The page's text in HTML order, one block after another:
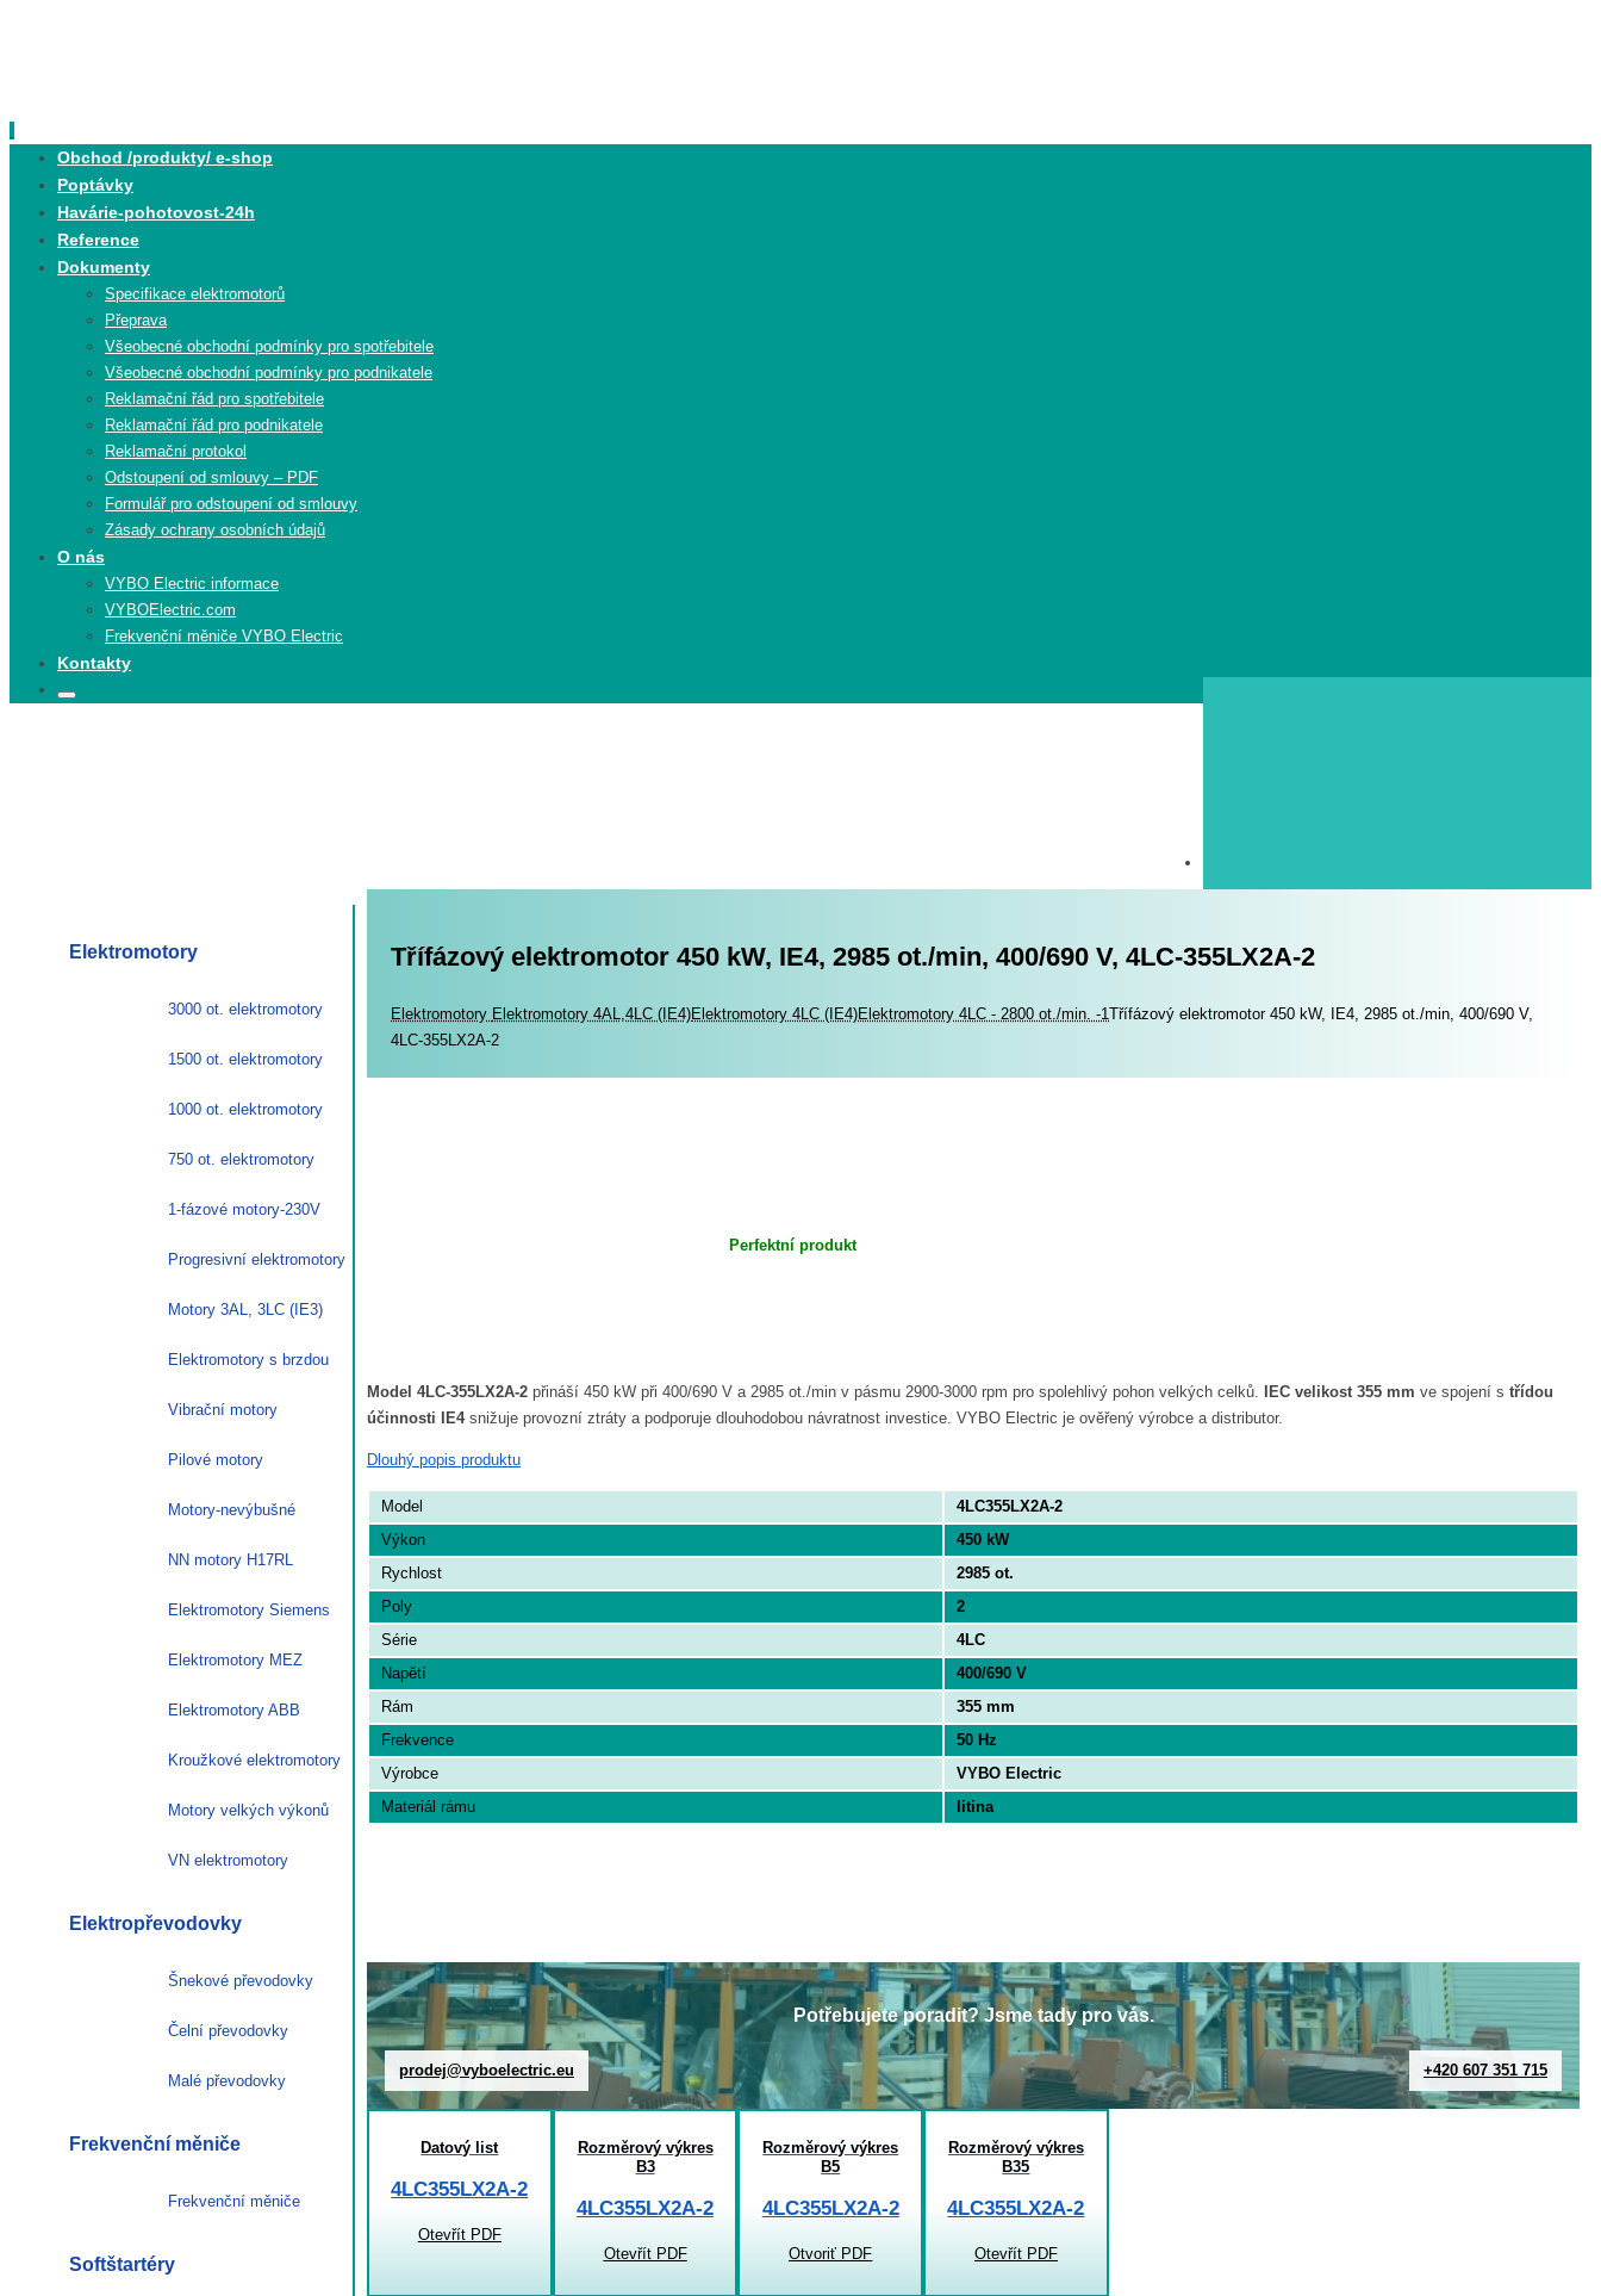
content
Obchod /produkty/ e-shop
Poptávky
Havárie-pohotovost-24h
Reference
Dokumenty
Specifikace elektromotorů
Přeprava
Všeobecné obchodní podmínky pro spotřebitele
Všeobecné obchodní podmínky pro podnikatele
Reklamační řád pro spotřebitele
Reklamační řád pro podnikatele
Reklamační protokol
Odstoupení od smlouvy – PDF
Formulář pro odstoupení od smlouvy
Zásady ochrany osobních údajů
O nás
VYBO Electric informace
VYBOElectric.com
Frekvenční měniče VYBO Electric
Kontakty
Search
Search
Třífázový elektromotor 450 kW, IE4, 2985 ot./min, 400/690 V, 4LC-355LX2A-2
Elektromotory Elektromotory
Elektromotory 4AL,4LC (IE4)Elektromotory 4LC (IE4)Elektromotory 4LC - 2800 ot./min. -1Třífázový elektromotor 450 kW, IE4, 2985 ot./min, 400/690 V,
4LC-355LX2A-2
Perfektní produkt
Model 4LC-355LX2A-2 přináší 450 kW při 400/690 V a 2985 ot./min v pásmu 2900-3000 rpm pro spolehlivý pohon velkých celků. IEC velikost 355 mm ve spojení s třídou
účinnosti IE4snižuje provozní ztráty a podporuje dlouhodobou návratnost investice. VYBO Electric je ověřený výrobce a distributor.
Dlouhý popis produktu
Model
4LC355LX2A-2
Výkon
450 kW
Rychlost
2985 ot.
Poly
2
Série
4LC
Napětí
400/690 V
Rám
355 mm
Frekvence
50 Hz
Výrobce
VYBO Electric
Materiál rámu
litina
Potřebujete poradit? Jsme tady pro vás.
prodej@vyboelectric.eu +420 607 351 715
Datový list
4LC355LX2A-2
Otevřít PDF
Rozměrový výkres
B3
4LC355LX2A-2
Otevřít PDF
Rozměrový výkres
B5
4LC355LX2A-2
Otvoriť PDF
Rozměrový výkres
B35
4LC355LX2A-2
Otevřít PDF
Elektromotory
3000 ot. elektromotory
1500 ot. elektromotory
1000 ot. elektromotory
750 ot. elektromotory
1-fázové motory-230V
Progresivní elektromotory
Motory 3AL, 3LC (IE3)
Elektromotory s brzdou
Vibrační motory
Pilové motory
Motory-nevýbušné
NN motory H17RL
Elektromotory Siemens
Elektromotory MEZ
Elektromotory ABB
Kroužkové elektromotory
Motory velkých výkonů
VN elektromotory
Elektropřevodovky
Šnekové převodovky
Čelní převodovky
Malé převodovky
Frekvenční měniče
Frekvenční měniče
Softštartéry